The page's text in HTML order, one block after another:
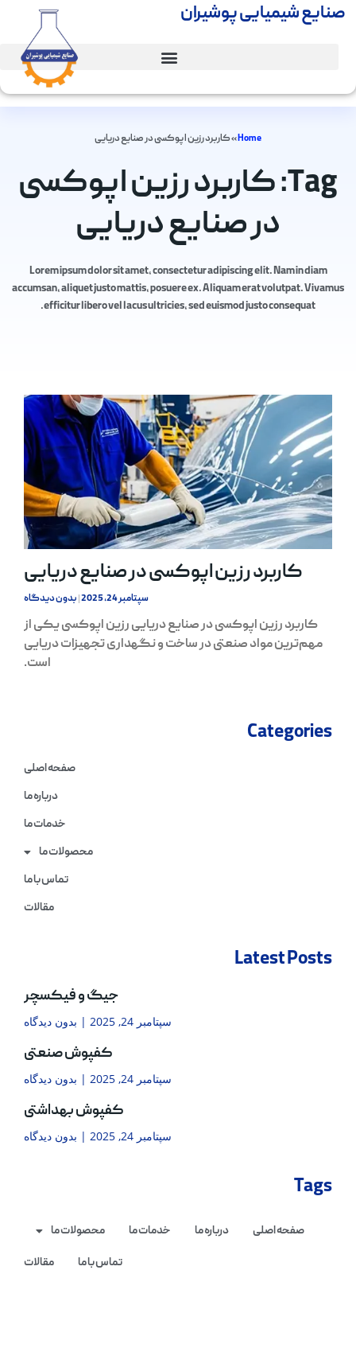
صنایع شیمیایی پوشیران
Home
»کاربرد رزین اپوکسی در صنایع دریایی
Tag: کاربرد رزین اپوکسی
در صنایع دریایی
Lorem ipsum dolor sit amet, consectetur adipiscing elit. Nam in diam
accumsan, aliquet justo mattis, posuere ex. Aliquam erat volutpat. Vivamus
efficitur libero vel lacus ultricies, sed euismod justo consequat.
کاربرد رزین اپوکسی در صنایع دریایی
سپتامبر 24, 2025 بدون دیدگاه
کاربرد رزین اپوکسی در صنایع دریایی رزین اپوکسی یکی از
مهم‌ترین مواد صنعتی در ساخت و نگهداری تجهیزات دریایی
است.
Categories
صفحه اصلی
درباره ما
خدمات ما
محصولات ما
تماس با ما
مقالات
Latest Posts
جیگ و فیکسچر
سپتامبر 24, 2025 بدون دیدگاه
کفپوش صنعتی
سپتامبر 24, 2025 بدون دیدگاه
کفپوش بهداشتی
سپتامبر 24, 2025 بدون دیدگاه
Tags
صفحه اصلی درباره ما خدمات ما
محصولات ما
تماس با ما
مقالات